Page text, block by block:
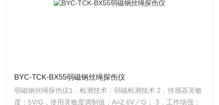
BYC-TCK-BX55弱磁钢丝绳探伤仪
弱磁钢丝绳探伤仪1．检测技术：弱磁检测技术 2．传感器灵敏
度：5V/G，使用灵敏度调制值：A=2.6V／G； 3．工作场强：